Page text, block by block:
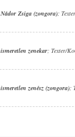
Nádor Zsiga (zongora);
ismeretlen zenekar; Texter/
ismeretlen zenész (zongora);